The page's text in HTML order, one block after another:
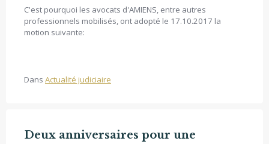
Dans Actualité judiciaire
C'est pourquoi les avocats d'AMIENS, entre autres
professionnels mobilisés, ont adopté le 17.10.2017 la
motion suivante:
Deux anniversaires pour une